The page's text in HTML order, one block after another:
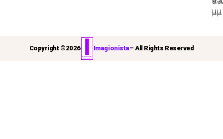
μ.μ.
μ.μ.
Copyright ©2026 Imagionista– All Rights Reserved